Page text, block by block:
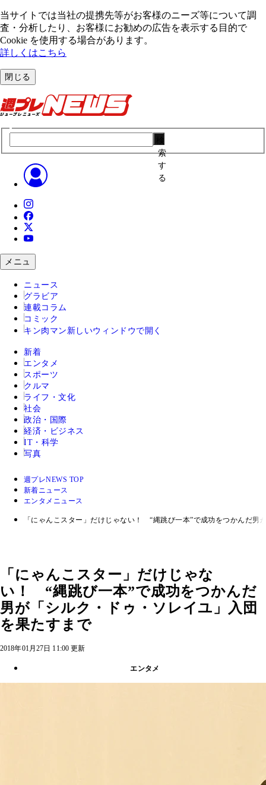
当サイトでは当社の提携先等がお客様のニーズ等について調
査・分析したり、お客様にお勧めの広告を表⽰する⽬的で
Cookie を使⽤する場合があります。
詳しくはこちら
閉じる
索
す
る
メニュ
ニュース
グラビア
連載コラム
コミック
キン肉マン 新しいウィンドウで開く
新着
エンタメ
スポーツ
クルマ
ライフ・文化
社会
政治・国際
経済・ビジネス
IT・科学
写真
週プレNEWS TOP
新着ニュース
エンタメニュース
「にゃんこスター」だけじゃない！ “縄跳び一本”で成功をつかんだ男
「にゃんこスター」だけじゃな
い！ “縄跳び一本”で成功をつかんだ
男が「シルク・ドゥ・ソレイユ」入団
を果たすまで
2018年01月27日 11:00 更新
エンタメ